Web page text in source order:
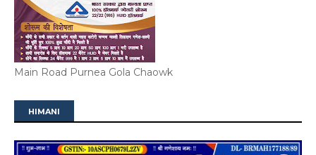
Main Road Purnea Gola Chaowk
HIMANI